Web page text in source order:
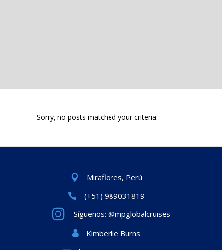
Sorry, no posts matched your criteria.
Miraflores, Perú
(+51) 989031819
Síguenos: @mpglobalcruises
Kimberlie Burns